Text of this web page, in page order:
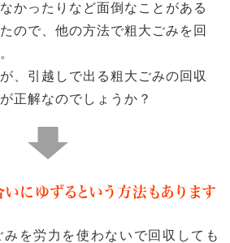
かったりなど面倒なことがある
ので、他の方法で粗大ごみを回
、引越しで出る粗大ごみの回収
正解なのでしょうか？
にゆずるという方法もあります
を労力を使わないで回収しても